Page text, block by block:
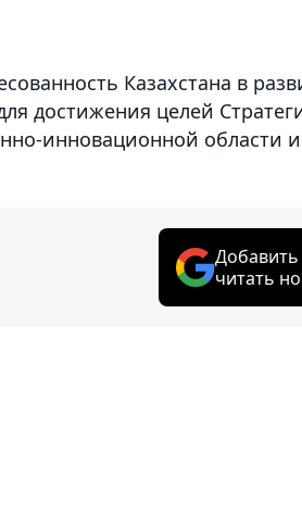
Казахстана в
достижения целей
инновационной области
читать